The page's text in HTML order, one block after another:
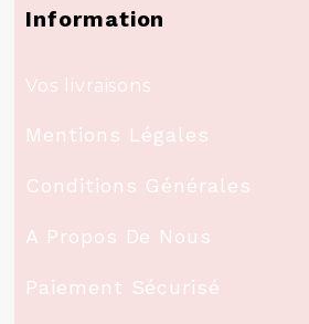
Information
Vos livraisons
Mentions Légales
Conditions Générales
A Propos De Nous
Paiement Sécurisé